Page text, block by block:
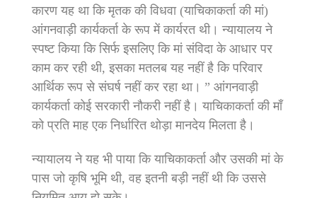
कारण यह था कि मृतक की विधवा (याचिकाकर्ता की मां)
आंगनवाड़ी कार्यकर्ता के रूप में कार्यरत थी। न्यायालय ने
स्पष्ट किया कि सिर्फ इसलिए कि मां संविदा के आधार पर
काम कर रही थी, इसका मतलब यह नहीं है कि परिवार
आर्थिक रूप से संघर्ष नहीं कर रहा था। ” आंगनवाड़ी
कार्यकर्ता कोई सरकारी नौकरी नहीं है। याचिकाकर्ता की माँ
को प्रति माह एक निर्धारित थोड़ा मानदेय मिलता है।
न्यायालय ने यह भी पाया कि याचिकाकर्ता और उसकी मां के
पास जो कृषि भूमि थी, वह इतनी बड़ी नहीं थी कि उससे